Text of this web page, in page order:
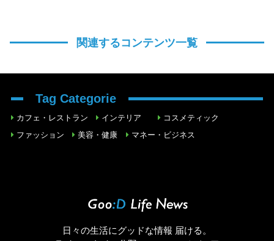
関連するコンテンツ一覧
Tag Categorie
カフェ・レストラン インテリア
コスメティック
ファッション
美容・健康 マネー・ビジネス
日々の生活にグッドな情報 届ける。